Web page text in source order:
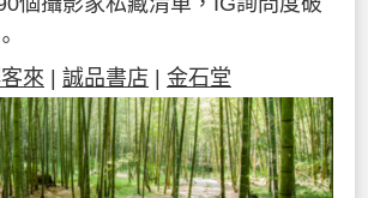
來 誠品書店 金石堂